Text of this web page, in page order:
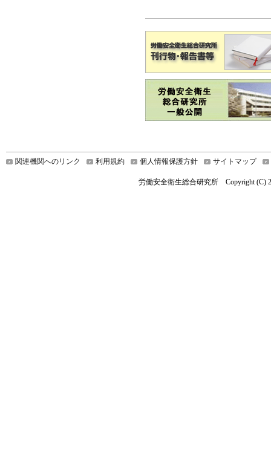
関連機関へのリンク 利用規約 個人情報保護方針 サイトマップ
労働安全衛生総合研究所 Copyright (C)